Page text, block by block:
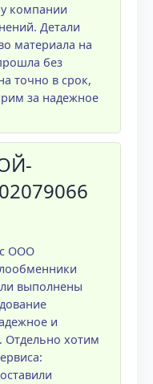
компании
Детали
материала на
без
точно в срок,
за надежное
ООО
выполнены
и
Отдельно хотим